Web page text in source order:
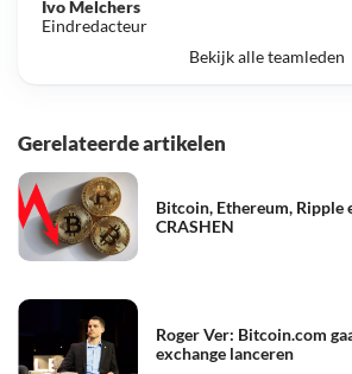
Ivo Melchers
Eindredacteur
Bekijk alle teamleden
Gerelateerde artikelen
Bitcoin, Ethereum, Ripple
CRASHEN
Roger Ver: Bitcoin.com
exchange lanceren